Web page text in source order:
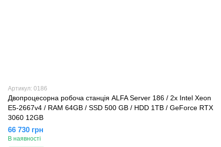
Артикул: 0186
Двопроцесорна робоча станція ALFA Server 186 / 2x Intel Xeon
E5-2667v4 / RAM 64GB / SSD 500 GB / HDD 1TB / GeForce RTX
3060 12GB
66 730 грн
В наявності